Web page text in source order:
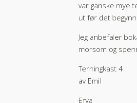
var ganske mye
ut før det
Jeg anbefaler
morsom og
Terningkast 4
av Emil
Erva